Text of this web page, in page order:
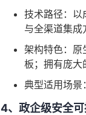
技术路径：以
与全渠道集成
架构特色：原
板；拥有庞大
典型适用场景
4、政企级安全